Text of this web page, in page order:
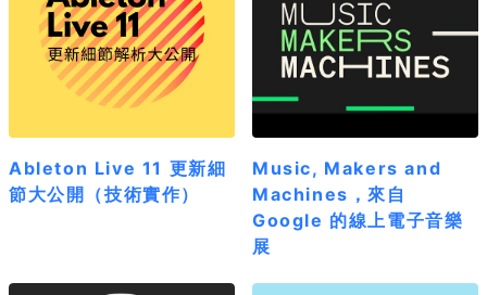
Ableton Live 11 更新細
節大公開（技術實作）
Music, Makers and
Machines，來自
Google 的線上電子音樂
展